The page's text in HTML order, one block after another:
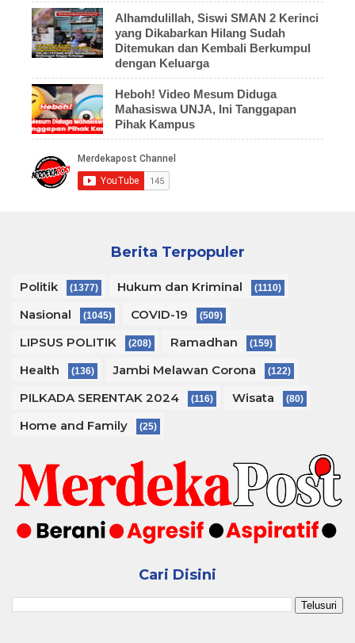
Alhamdulillah, Siswi SMAN 2 Kerinci
yang Dikabarkan Hilang Sudah
Ditemukan dan Kembali Berkumpul
dengan Keluarga
Heboh! Video Mesum Diduga
Mahasiswa UNJA, Ini Tanggapan
Pihak Kampus
Berita Terpopuler
Politik (1377) Hukum dan Kriminal (1110)
Nasional (1045) COVID-19 (509)
LIPSUS POLITIK (208) Ramadhan (159)
Health (136) Jambi Melawan Corona (122)
PILKADA SERENTAK 2024 (116) Wisata (80)
Home and Family (25)
Cari Disini